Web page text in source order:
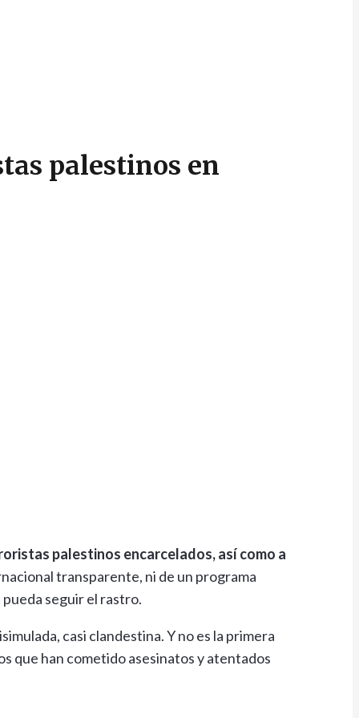
palestinos en
palestinos encarcelados, así como a
transparente, ni de un programa
seguir el rastro.
casi clandestina. Y no es la primera
que han cometido asesinatos y atentados